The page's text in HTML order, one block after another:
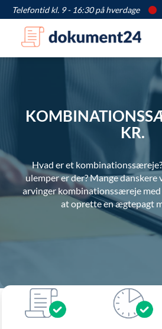
Telefontid kl. 9 - 16:30 på hverdage
KR.
Hvad er et
ulemper er der? Mange
arvinger kombinationssæreje med
at oprette en ægtepagt